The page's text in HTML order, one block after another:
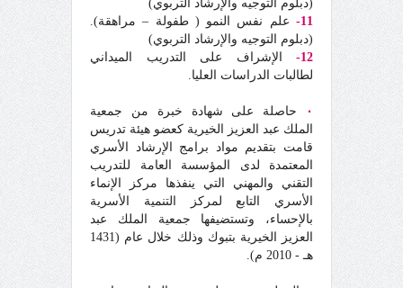
(دبلوم التوجيه والإرشاد التربوي)
11-
علم نفس النمو ( طفولة – مراهقة).
(دبلوم التوجيه والإرشاد التربوي)
12-
الإشراف على التدريب الميداني
لطالبات الدراسات العليا.
٠
حاصلة على شهادة خبرة من جمعية
الملك عبد العزيز الخيرية كعضو هيئة تدريس
قامت بتقديم مواد برامج الإرشاد الأسري
المعتمدة لدى المؤسسة العامة للتدريب
التقني والمهني التي ينفذها مركز الإنماء
الأسري التابع لمركز التنمية الأسرية
بالإحساء، وتستضيفها جمعية الملك عبد
العزيز الخيرية بتبوك وذلك خلال عام (1431
هـ - 2010 م).